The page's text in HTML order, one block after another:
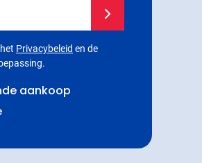
Privacybeleid en de
aankoop